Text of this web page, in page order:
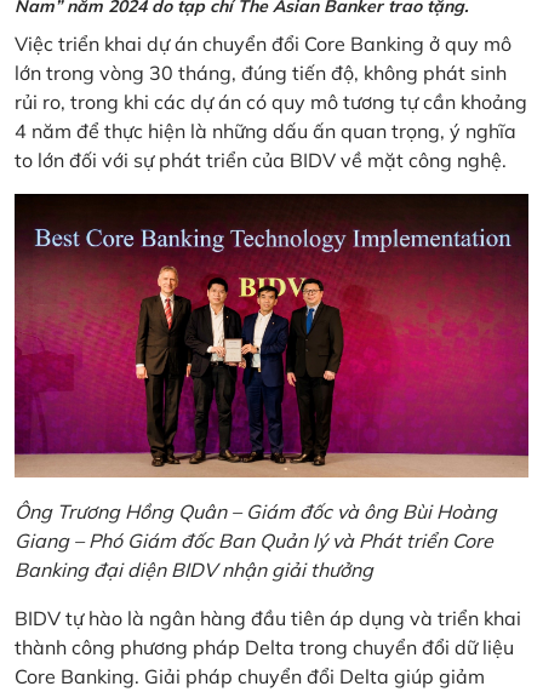
Nam” năm 2024 do tạp chí The Asian Banker trao tặng.
Việc triển khai dự án chuyển đổi Core Banking ở quy mô
lớn trong vòng 30 tháng, đúng tiến độ, không phát sinh
rủi ro, trong khi các dự án có quy mô tương tự cần khoảng
4 năm để thực hiện là những dấu ấn quan trọng, ý nghĩa
to lớn đối với sự phát triển của BIDV về mặt công nghệ.
Ông Trương Hồng Quân – Giám đốc và ông Bùi Hoàng
Giang – Phó Giám đốc Ban Quản lý và Phát triển Core
Banking đại diện BIDV nhận giải thưởng
BIDV tự hào là ngân hàng đầu tiên áp dụng và triển khai
thành công phương pháp Delta trong chuyển đổi dữ liệu
Core Banking. Giải pháp chuyển đổi Delta giúp giảm